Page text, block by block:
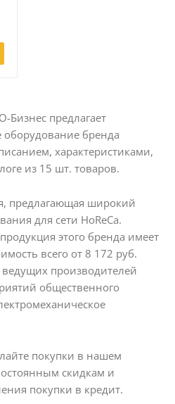
Бизнес предлагает
оборудование бренда
характеристиками,
из 15 шт. товаров.
предлагающая широкий
для сети HoReCa.
этого бренда имеет
всего от 8 172 руб.
производителей
общественного
покупки в нашем
скидкам и
покупки в кредит.